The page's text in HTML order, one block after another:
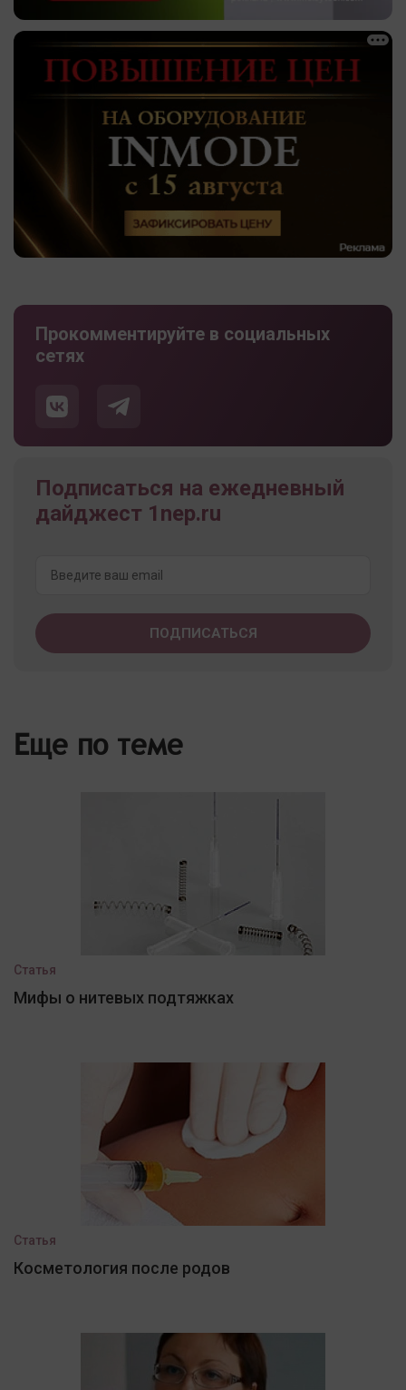
Прокомментируйте в социальных
сетях
Подписаться на ежедневный
дайджест 1nep.ru
Еще по теме
Статья
Мифы о нитевых подтяжках
Статья
Косметология после родов